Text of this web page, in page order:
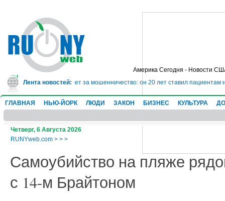
Америка Сегодня - Новости
Лента новостей:
сядет в тюрьму на 10 лет за мошенничество: он 20 лет ставил пациентам
ГЛАВНАЯ НЬЮ-ЙОРК ЛЮДИ ЗАКОН БИЗНЕС КУЛЬТУРА
Четверг, 6 Августа 2026
RUNYweb.com > > >
Самоубийство на пляже
с 14-м Брайтоном